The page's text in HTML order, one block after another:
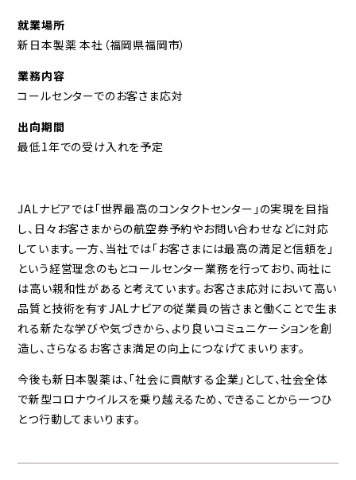
就業場所
新日本製薬 本社（福岡県福岡市）
業務内容
コールセンターでのお客さま応対
出向期間
最低1年での受け入れを予定
JALナビアでは「世界最高のコンタクトセンター」の実現を目指
し、日々お客さまからの航空券予約やお問い合わせなどに対応
しています。一方、当社では「お客さまには最高の満足と信頼を」
という経営理念のもとコールセンター業務を行っており、両社に
は高い親和性があると考えています。お客さま応対において高い
品質と技術を有すJALナビアの従業員の皆さまと働くことで生ま
れる新たな学びや気づきから、より良いコミュニケーションを創
造し、さらなるお客さま満足の向上につなげてまいります。
今後も新日本製薬は、「社会に貢献する企業」として、社会全体
で新型コロナウイルスを乗り越えるため、できることから一つひ
とつ行動してまいります。